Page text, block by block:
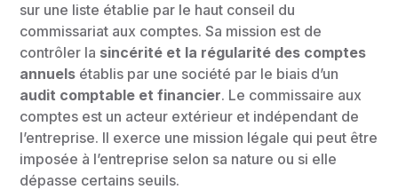
sur une liste établie par le haut conseil du
commissariat aux comptes. Sa mission est de
contrôler la sincérité et la régularité des comptes
annuels établis par une société par le biais d’un
audit comptable et financier. Le commissaire aux
comptes est un acteur extérieur et indépendant de
l’entreprise. Il exerce une mission légale qui peut être
imposée à l’entreprise selon sa nature ou si elle
dépasse certains seuils.